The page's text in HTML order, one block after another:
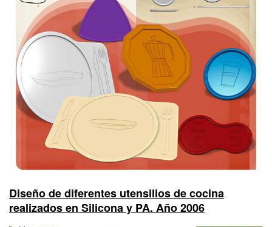
Diseño de diferentes utensilios de cocina
realizados en Silicona y PA. Año 2006